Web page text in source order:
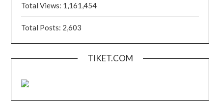
Total Views: 1,161,454
Total Posts: 2,603
TIKET.COM